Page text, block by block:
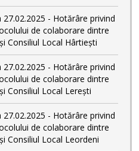
- Hotărâre privind
de colaborare dintre
Consiliul Local Hârtiești
- Hotărâre privind
de colaborare dintre
Consiliul Local Lerești
- Hotărâre privind
de colaborare dintre
Consiliul Local Leordeni